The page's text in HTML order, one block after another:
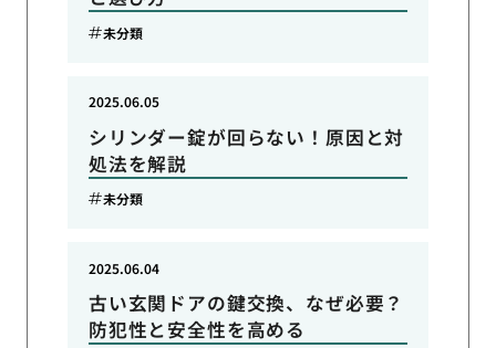
未分類
シリンダー錠が回らない！原因と対
処法を解説
2025.06.05
未分類
古い玄関ドアの鍵交換、なぜ必要？
防犯性と安全性を高める
2025.06.04